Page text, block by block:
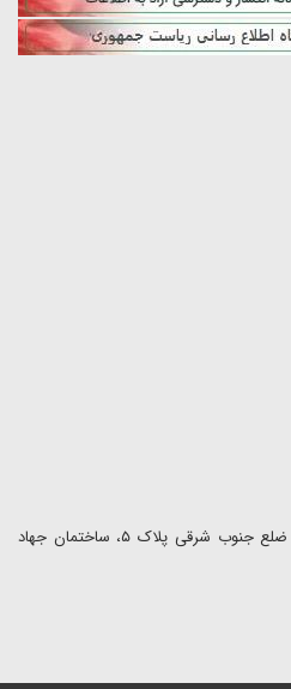
آدرس:تهران، میدان جهاد (فاطمی)، ضلع جنوب شرقی پلاک ۵، ساختمان جهاد